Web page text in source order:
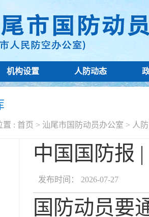
机构设置 人防动态
置 : 首页 > 汕尾市国防动员办公室 > 人
中国国防报
发布时间： 2026-07-27
国防动员要